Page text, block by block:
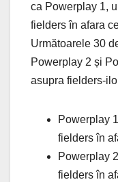
ca Powerplay 1,
fielders în afara
Următoarele 30
Powerplay 2 și
asupra fielders-
Powerplay
fielders în
Powerplay
fielders în